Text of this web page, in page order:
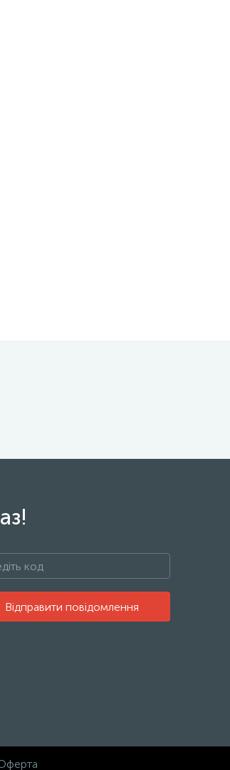
Відправити повідомлення